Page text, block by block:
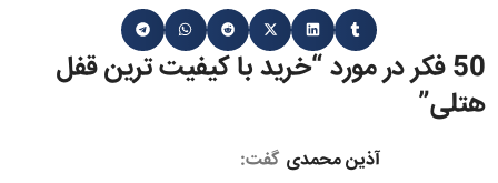
50 فکر در مورد “
خرید با کیفیت ترین قفل
هتلی”
آذین محمدی گفت: